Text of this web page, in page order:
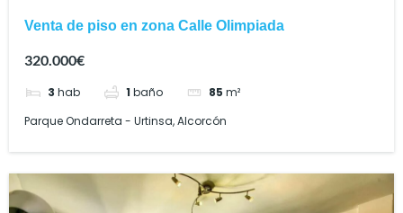
Venta de piso en zona Calle Olimpiada
320.000€
3 hab 1 baño 85 m²
Parque Ondarreta - Urtinsa, Alcorcón